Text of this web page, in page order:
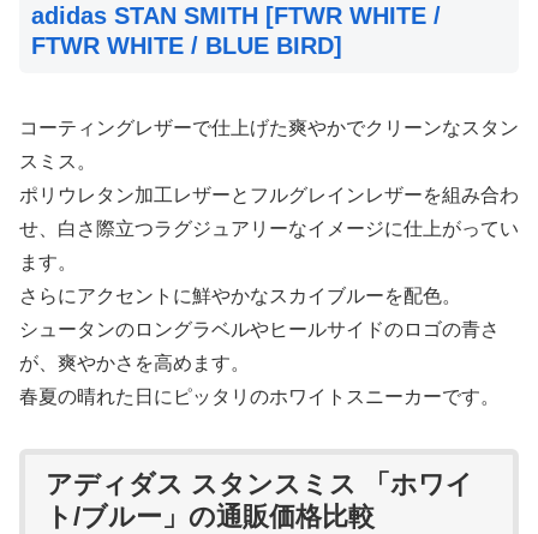
adidas STAN SMITH [FTWR WHITE /
FTWR WHITE / BLUE BIRD]
コーティングレザーで仕上げた爽やかでクリーンなスタン
スミス。
ポリウレタン加工レザーとフルグレインレザーを組み合わ
せ、白さ際立つラグジュアリーなイメージに仕上がってい
ます。
さらにアクセントに鮮やかなスカイブルーを配色。
シュータンのロングラベルやヒールサイドのロゴの青さ
が、爽やかさを高めます。
春夏の晴れた日にピッタリのホワイトスニーカーです。
アディダス スタンスミス 「ホワイ
ト/ブルー」の通販価格比較